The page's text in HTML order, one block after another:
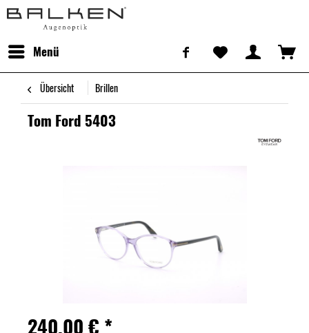
Menü
Übersicht Brillen
Tom Ford 5403
240,00 € *